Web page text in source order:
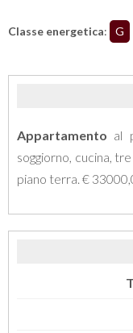
Classe energetica: G
Appartamento al
soggiorno, cucina,
piano terra. €